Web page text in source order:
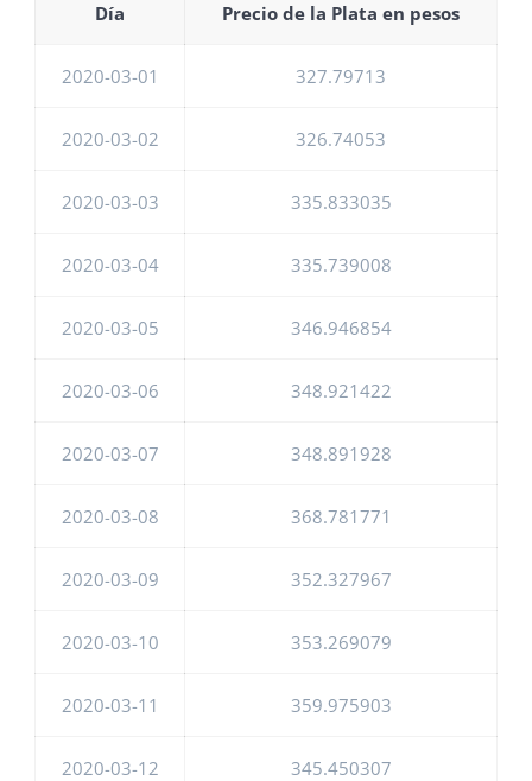
Día Precio de la Plata en pesos
2020-03-01 327.79713
2020-03-02 326.74053
2020-03-03 335.833035
2020-03-04 335.739008
2020-03-05 346.946854
2020-03-06 348.921422
2020-03-07 348.891928
2020-03-08 368.781771
2020-03-09 352.327967
2020-03-10 353.269079
2020-03-11 359.975903
2020-03-12 345.450307